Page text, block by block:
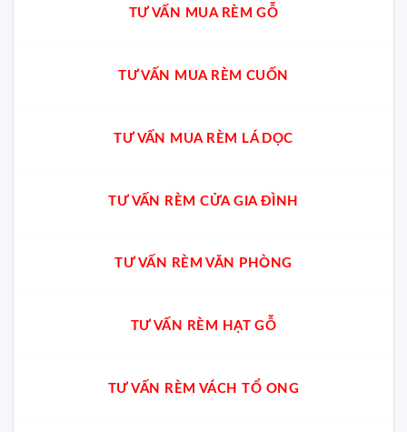
TƯ VẤN MUA RÈM GỖ
TƯ VẤN MUA RÈM CUỐN
TƯ VẤN MUA RÈM LÁ DỌC
TƯ VẤN RÈM CỬA GIA ĐÌNH
TƯ VẤN RÈM VĂN PHÒNG
TƯ VẤN RÈM HẠT GỖ
TƯ VẤN RÈM VÁCH TỔ ONG